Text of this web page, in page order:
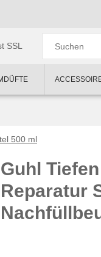
500 ml
Guhl
Reparatur